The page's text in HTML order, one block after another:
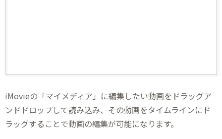
iMovieの「マイメディア」に編集したい動画をドラッグア
ンドドロップして読み込み、その動画をタイムラインにド
ラッグすることで動画の編集が可能になります。